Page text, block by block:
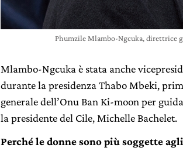
Phumzile Mlambo-Ngcuka, direttrice
Mlambo-Ngcuka è stata anche
durante la presidenza Thabo Mbeki,
generale dell’Onu Ban Ki-moon per
la presidente del Cile, Michelle Bachelet.
Perché le donne sono più soggette